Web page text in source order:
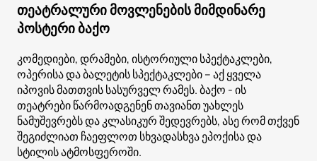
თეატრალური მოვლენების მიმდინარე
პოსტერი ბაქო
კომედიები, დრამები, ისტორიული სპექტაკლები,
ოპერისა და ბალეტის სპექტაკლები – აქ ყველა
იპოვის მათთვის სასურველ რამეს. ბაქო - ის
თეატრები წარმოადგენენ თავიანთ უახლეს
ნამუშევრებს და კლასიკურ შედევრებს, ასე რომ თქვენ
შეგიძლიათ ჩაეფლოთ სხვადასხვა ეპოქისა და
სტილის ატმოსფეროში.